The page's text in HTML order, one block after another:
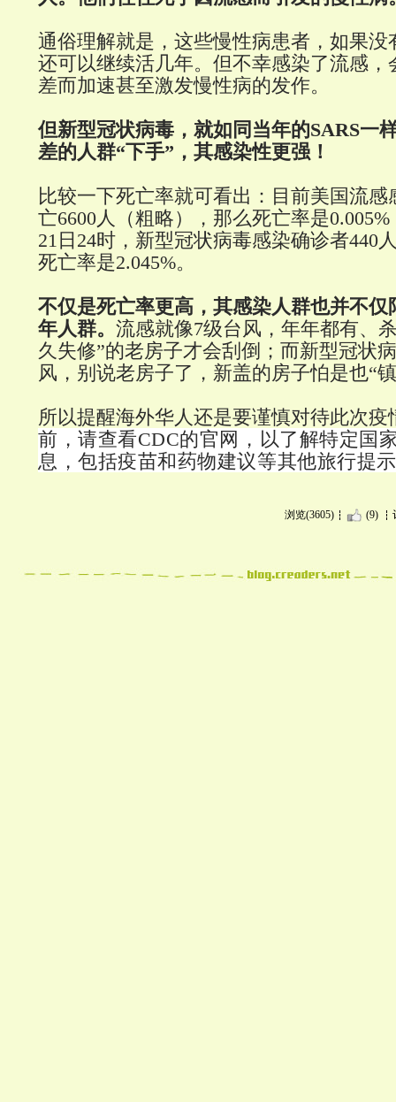
通俗理解就是，这些慢性病患者，如果没
还可以继续活几年。但不幸感染了流感，
差而加速甚至激发慢性病的发作。
但新型冠状病毒，就如同当年的SARS一
差的人群“下手”，其感染性更强！
比较一下死亡率就可看出：目前美国流感
亡6600人（粗略），那么死亡率是
21日24时，新型冠状病毒感染确诊者440
死亡率是2.045%。
不仅是死亡率更高，其感染人群也并不仅
年人群。 流感就像7级台风，年年都有、
久失修”的老房子才会刮倒；而新型冠状
风，别说老房子了，新盖的房子怕是也“
所以提醒海外华人还是要谨慎对待此次疫
前，请查看CDC的官网，以了解特定国
息，包括疫苗和药物建议等其他旅行提
浏览(3605) (9)